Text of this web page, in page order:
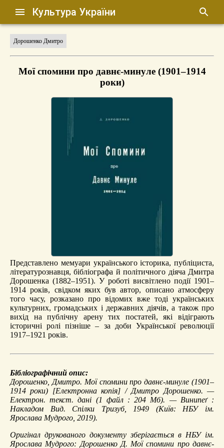
Культура України
Дорошенко Дмитро
Мої спомини про давнє-минуле (1901–1914
роки)
Представлено мемуари українського історика, публіциста,
літературознавця, бібліографа й політичного діяча Дмитра
Дорошенка (1882–1951). У роботі висвітлено події 1901–
1914 років, свідком яких був автор, описано атмосферу
того часу, розказано про відомих вже тоді українських
культурних, громадських і державних діячів, а також про
вихід на публічну арену тих постатей, які відіграють
історичні ролі пізніше – за доби Української революції
1917–1921 років.
Бібліографічний опис:
Дорошенко, Дмитро. Мої спомини про давнє-минуле (1901–
1914 роки) [Електронна копія] / Дмитро Дорошенко. —
Електрон. текст. дані (1 файл : 204 Мб). — Винипеґ :
Накладом Вид. Спілки Тризуб, 1949 (Київ: НБУ ім.
Ярослава Мудрого, 2019).
Оригінал друкованого документу зберігається в НБУ ім.
Ярослава Мудрого: Дорошенко Д. Мої спомини про давнє-